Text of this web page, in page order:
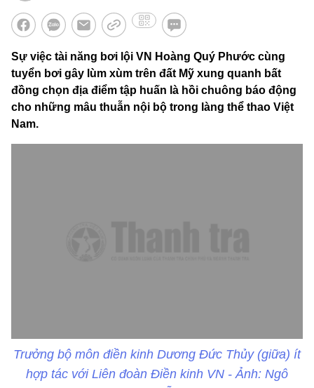
Sự việc tài năng bơi lội VN Hoàng Quý Phước cùng
tuyển bơi gây lùm xùm trên đất Mỹ xung quanh bất
đồng chọn địa điểm tập huấn là hồi chuông báo động
cho những mâu thuẫn nội bộ trong làng thể thao Việt
Nam.
Trưởng bộ môn điền kinh Dương Đức Thủy (giữa) ít
hợp tác với Liên đoàn Điền kinh VN - Ảnh: Ngô